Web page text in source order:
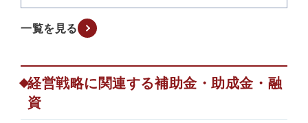
一覧を見る
経営戦略に関連する補助金・助成金・融
資